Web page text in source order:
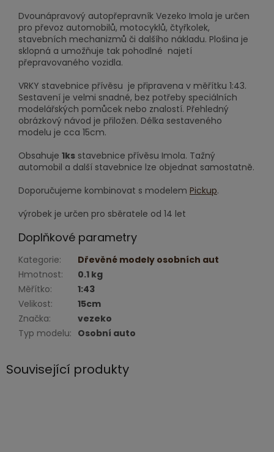
Dvounápravový autopřepravník Vezeko Imola je určen
pro převoz automobilů, motocyklů, čtyřkolek,
stavebních mechanizmů či dalšího nákladu. Plošina je
sklopná a umožňuje tak pohodlné najetí
přepravovaného vozidla.
VRKY stavebnice přívěsu je připravena v měřítku 1:43.
Sestavení je velmi snadné, bez potřeby speciálních
modelářských pomůcek nebo znalostí. Přehledný
obrázkový návod je přiložen. Délka sestaveného
modelu je cca 15cm.
Obsahuje 1ks stavebnice přívěsu Imola. Tažný
automobil a další stavebnice lze objednat samostatně.
Doporučujeme kombinovat s modelem Pickup.
výrobek je určen pro sběratele od 14 let
Doplňkové parametry
Kategorie:
Dřevěné modely osobních aut
Hmotnost:
0.1 kg
Měřítko:
1:43
Velikost:
15cm
Značka:
vezeko
Typ modelu: Osobní auto
Související produkty